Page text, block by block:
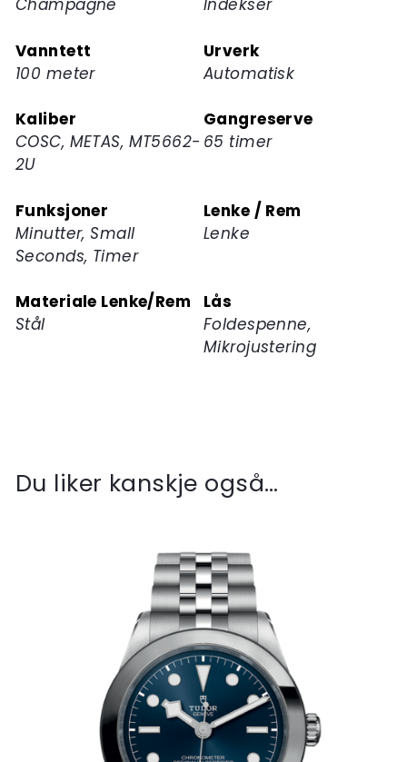
Champagne
Indekser
Vanntett
100 meter
Urverk
Automatisk
Kaliber
COSC, METAS, MT5662-
2U
Gangreserve
65 timer
Funksjoner
Minutter, Small
Seconds, Timer
Lenke / Rem
Lenke
Materiale Lenke/Rem
Stål
Lås
Foldespenne,
Mikrojustering
Du liker kanskje også…